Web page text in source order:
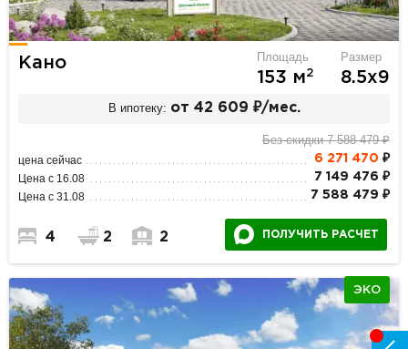
Кано Площадь
153 м2
Размер
8.5х9
В ипотеку: от 42 609 ₽/мес.
Без скидки 7 588 479 ₽
цена сейчас 6 271 470 ₽
Цена с 16.08 7 149 476 ₽
Цена с 31.08 7 588 479 ₽
4 2 2 ПОЛУЧИТЬ РАСЧЕТ
ЭКО